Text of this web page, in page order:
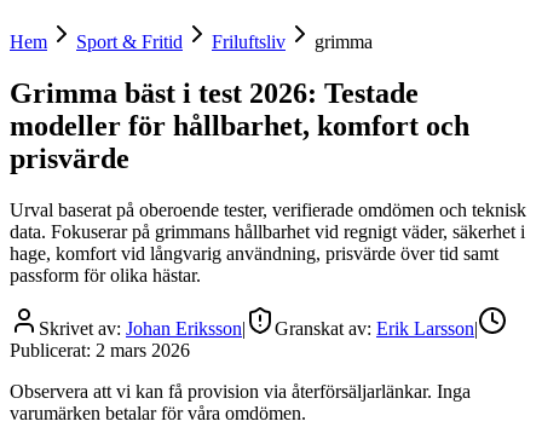
Hem Sport & Fritid Friluftsliv grimma
Grimma bäst i test 2026: Testade
modeller för hållbarhet, komfort och
prisvärde
Urval baserat på oberoende tester, verifierade omdömen och teknisk
data. Fokuserar på grimmans hållbarhet vid regnigt väder, säkerhet i
hage, komfort vid långvarig användning, prisvärde över tid samt
passform för olika hästar.
Skrivet av: Johan Eriksson| Granskat av: Erik Larsson|
Publicerat: 2 mars 2026
Observera att vi kan få provision via återförsäljarlänkar. Inga
varumärken betalar för våra omdömen.